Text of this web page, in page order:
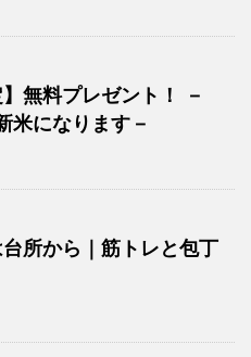
】無料プレゼント！ －
米になります－
所から｜筋トレと包丁